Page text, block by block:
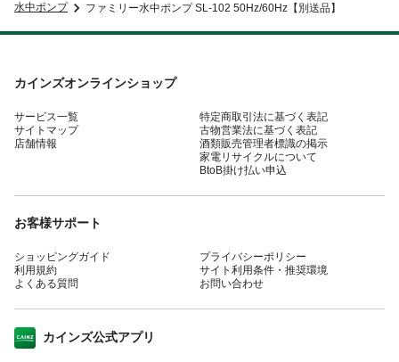
水中ポンプ
ファミリー水中ポンプ SL-102 50Hz/60Hz【別送品】
カインズオンラインショップ
サービス一覧
サイトマップ
店舗情報
特定商取引法に基づく表記
古物営業法に基づく表記
酒類販売管理者標識の掲示
家電リサイクルについて
BtoB掛け払い申込
お客様サポート
ショッピングガイド
利用規約
よくある質問
プライバシーポリシー
サイト利用条件・推奨環境
お問い合わせ
カインズ公式アプリ